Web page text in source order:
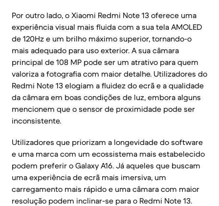
Por outro lado, o Xiaomi Redmi Note 13 oferece uma
experiência visual mais fluida com a sua tela AMOLED
de 120Hz e um brilho máximo superior, tornando-o
mais adequado para uso exterior. A sua câmara
principal de 108 MP pode ser um atrativo para quem
valoriza a fotografia com maior detalhe. Utilizadores do
Redmi Note 13 elogiam a fluidez do ecrã e a qualidade
da câmara em boas condições de luz, embora alguns
mencionem que o sensor de proximidade pode ser
inconsistente.
Utilizadores que priorizam a longevidade do software
e uma marca com um ecossistema mais estabelecido
podem preferir o Galaxy A16. Já aqueles que buscam
uma experiência de ecrã mais imersiva, um
carregamento mais rápido e uma câmara com maior
resolução podem inclinar-se para o Redmi Note 13.